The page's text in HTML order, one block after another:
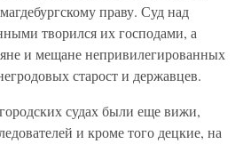
праву. Суд над
творился их господами, а
и мещане непривилегированных
старост и державцев.
судах были еще вижи,
и кроме того децкие, на